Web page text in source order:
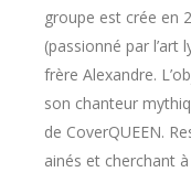
groupe est crée en
(passionné par
frère Alexandre.
son chanteur
de CoverQUEEN.
ainés et cherchant